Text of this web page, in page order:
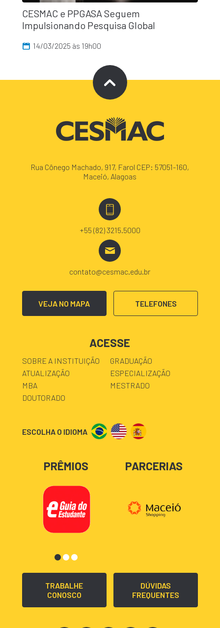
CESMAC e PPGASA Seguem
Impulsionando Pesquisa Global
14/03/2025 às 19h00
Rua Cônego Machado, 917, Farol CEP: 57051-160,
Maceió, Alagoas
+55 (82) 3215.5000
contato@cesmac.edu.br
VEJA NO MAPA TELEFONES
ACESSE
SOBRE A INSTITUIÇÃO
GRADUAÇÃO
ATUALIZAÇÃO
ESPECIALIZAÇÃO
MBA
MESTRADO
DOUTORADO
ESCOLHA O IDIOMA
PRÊMIOS PARCERIAS
TRABALHE
CONOSCO
DÚVIDAS
FREQUENTES